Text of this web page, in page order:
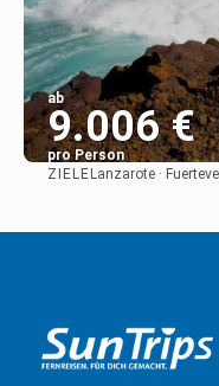
ab
9.006 €
pro Person
ZIELE Lanzarote ·